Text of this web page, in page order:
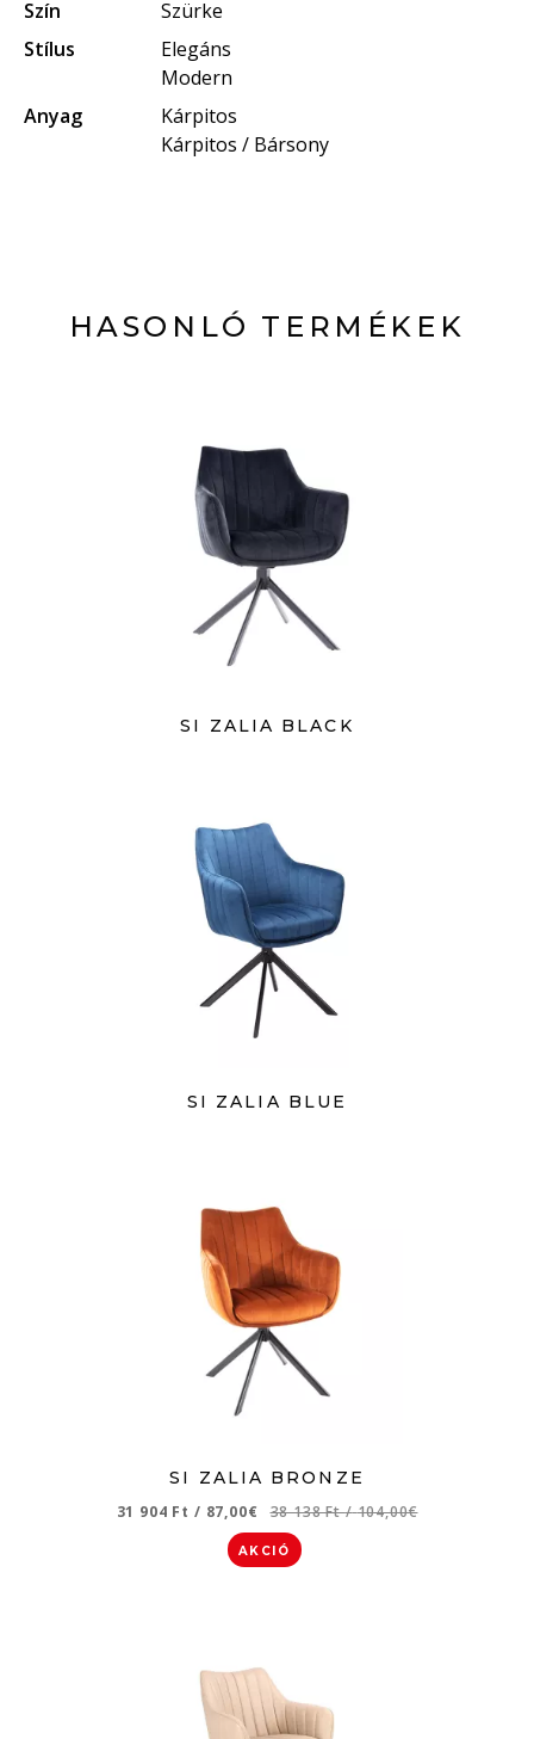
Szín
Szürke
Stílus
Elegáns
Modern
Anyag
Kárpitos
Kárpitos / Bársony
HASONLÓ TERMÉKEK
SI ZALIA BLACK
SI ZALIA BLUE
SI ZALIA BRONZE
31 904 Ft / 87,00€ 38 138 Ft/ 104,00€
AKCIÓ